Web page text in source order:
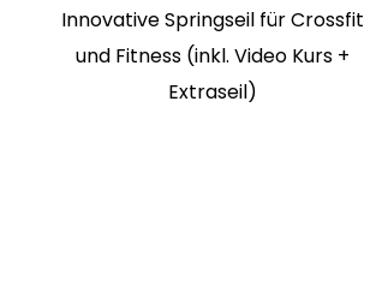
Innovative Springseil für Crossfit
und Fitness (inkl. Video Kurs +
Extraseil)